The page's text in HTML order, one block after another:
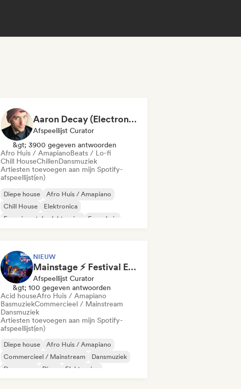
Aaron Decay (Electronic Dream & Chill Electronic Dream playlists)
Afspeellijst Curator
&gt; 3900 gegeven antwoorden
Afro Huis / AmapianoBeats / Lo-fi
Chill HouseChillenDansmuziek
Artiesten toevoegen aan mijn Spotify-
afspeellijst(en)
Diepe house
Afro Huis / Amapiano
Chill House
Elektronica
Experimentele elektronica
Frans huis
NIEUW
Mainstage ⚡ Festival EDM, Big Room & House Anthems
Afspeellijst Curator
&gt; 100 gegeven antwoorden
Acid houseAfro Huis / Amapiano
BasmuziekCommercieel / Mainstream
Dansmuziek
Artiesten toevoegen aan mijn Spotify-
afspeellijst(en)
Diepe house
Afro Huis / Amapiano
Commercieel / Mainstream
Dansmuziek
Dance pop
Disco
Elektronica